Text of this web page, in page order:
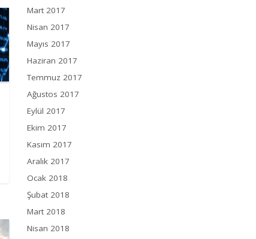
Mart 2017
Nisan 2017
Mayıs 2017
Haziran 2017
Temmuz 2017
Ağustos 2017
Eylül 2017
Ekim 2017
Kasım 2017
Aralık 2017
Ocak 2018
Şubat 2018
Mart 2018
Nisan 2018